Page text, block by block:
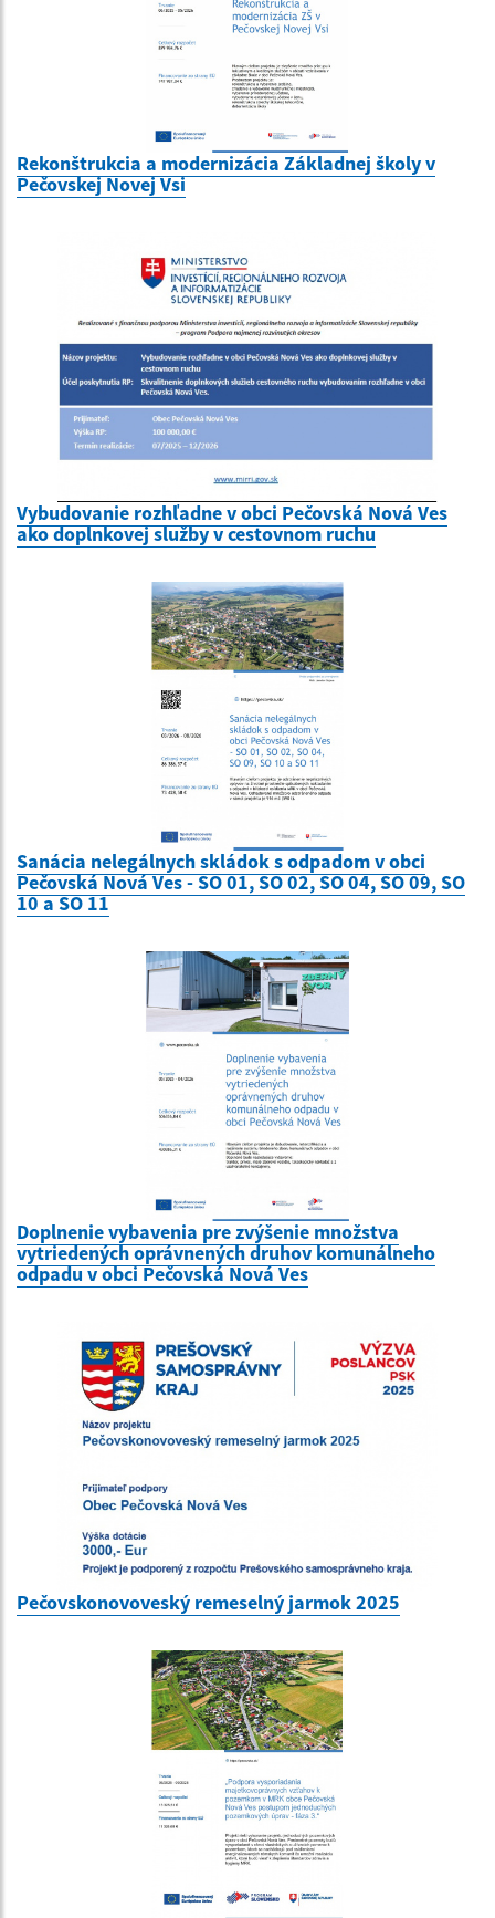
Rekonštrukcia a modernizácia Základnej školy v
Pečovskej Novej Vsi
Vybudovanie rozhľadne v obci Pečovská Nová Ves
ako doplnkovej služby v cestovnom ruchu
Sanácia nelegálnych skládok s odpadom v obci
Pečovská Nová Ves - SO 01, SO 02, SO 04, SO 09, SO
10 a SO 11
Doplnenie vybavenia pre zvýšenie množstva
vytriedených oprávnených druhov komunálneho
odpadu v obci Pečovská Nová Ves
Pečovskonovoveský remeselný jarmok 2025